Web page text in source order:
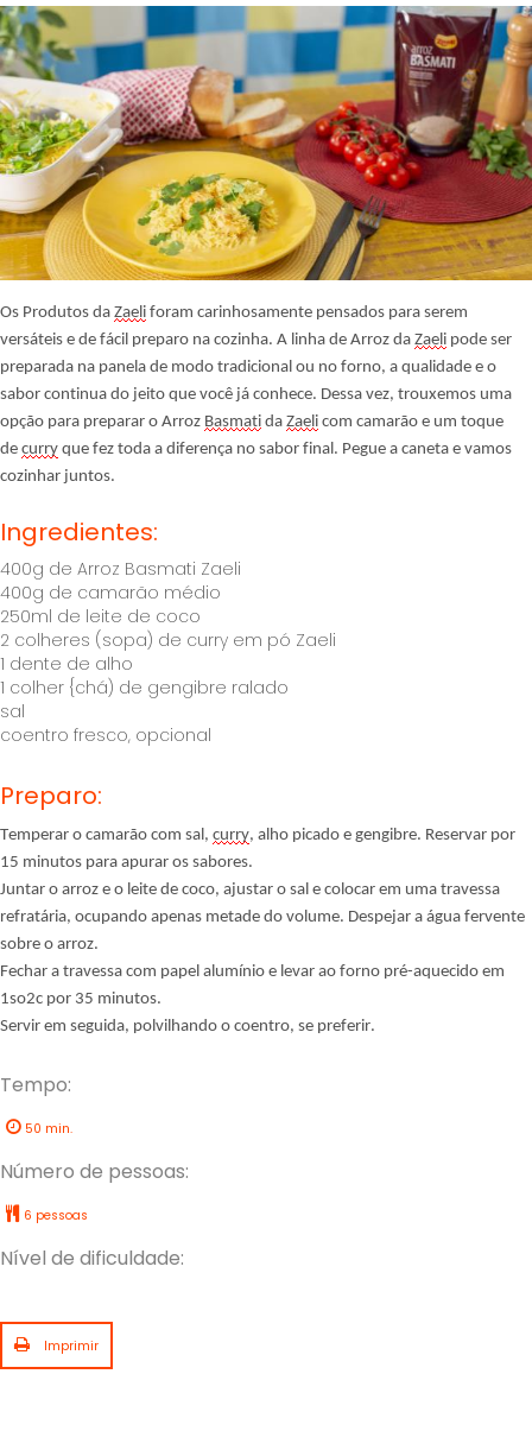
Os Produtos da Zaeli foram carinhosamente pensados para serem
versáteis e de fácil preparo na cozinha. A linha de Arroz da Zaeli pode ser
preparada na panela de modo tradicional ou no forno, a qualidade e o
sabor continua do jeito que você já conhece. Dessa vez, trouxemos uma
opção para preparar o Arroz Basmati da Zaeli com camarão e um toque
de curry que fez toda a diferença no sabor final. Pegue a caneta e vamos
cozinhar juntos.
Ingredientes:
400g de Arroz Basmati Zaeli
400g de camarão médio
250ml de leite de coco
2 colheres (sopa) de curry em pó Zaeli
1 dente de alho
1 colher {chá) de gengibre ralado
sal
coentro fresco, opcional
Preparo:
Temperar o camarão com sal, curry, alho picado e gengibre. Reservar por
15 minutos para apurar os sabores.
Juntar o arroz e o leite de coco, ajustar o sal e colocar em uma travessa
refratária, ocupando apenas metade do volume. Despejar a água fervente
sobre o arroz.
Fechar a travessa com papel alumínio e levar ao forno pré-aquecido em
1so2c por 35 minutos.
Servir em seguida, polvilhando o coentro, se preferir.
Tempo:
50 min.
Número de pessoas:
6 pessoas
Nível de dificuldade:
Imprimir